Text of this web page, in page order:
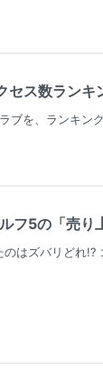
ス数ラン
ブを、ランキ
フ5の「売
はズバリどれ